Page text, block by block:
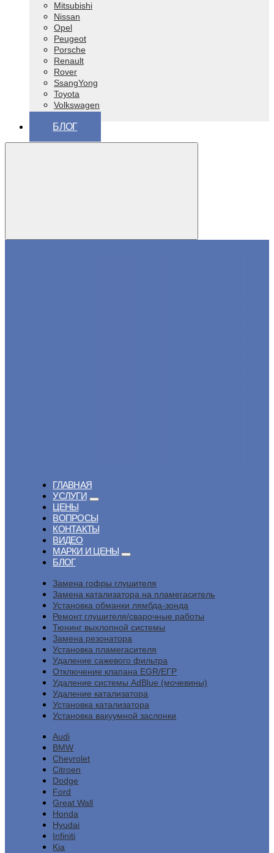
Mitsubishi
Nissan
Opel
Peugeot
Porsche
Renault
Rover
SsangYong
Toyota
Volkswagen
БЛОГ
ГЛАВНАЯ
УСЛУГИ
ЦЕНЫ
ВОПРОСЫ
КОНТАКТЫ
ВИДЕО
МАРКИ И ЦЕНЫ
БЛОГ
Замена гофры глушителя
Замена катализатора на пламегаситель
Установка обманки лямбда-зонда
Ремонт глушителя/сварочные работы
Тюнинг выхлопной системы
Замена резонатора
Установка пламегасителя
Удаление сажевого фильтра
Отключение клапана EGR/ЕГР
Удаление системы AdBlue (мочевины)
Удаление катализатора
Установка катализатора
Установка вакуумной заслонки
Audi
BMW
Chevrolet
Citroen
Dodge
Ford
Great Wall
Honda
Hyudai
Infiniti
Kia